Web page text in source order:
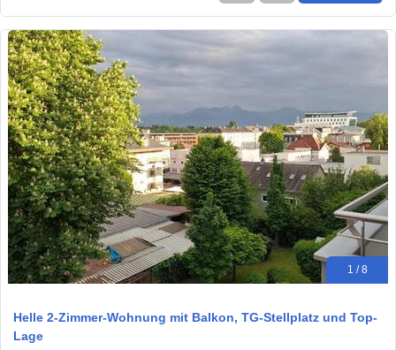
1 / 8
Helle 2-Zimmer-Wohnung mit Balkon, TG-Stellplatz und Top-
Lage